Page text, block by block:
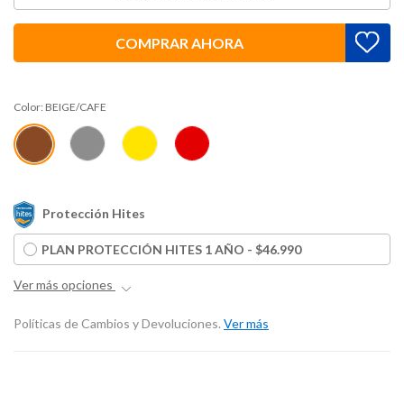
COMPRAR AHORA
Color: BEIGE/CAFE
Protección Hites
PLAN PROTECCIÓN HITES 1 AÑO - $46.990
Ver más opciones
Políticas de Cambios y Devoluciones. Ver más